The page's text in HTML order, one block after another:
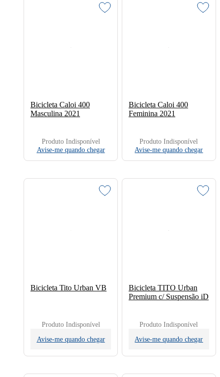
Bicicleta Caloi 400
Masculina 2021
Produto Indisponível
Avise-me quando chegar
Bicicleta Caloi 400
Feminina 2021
Produto Indisponível
Avise-me quando chegar
Bicicleta Tito Urban VB
Produto Indisponível
Avise-me quando chegar
Bicicleta TITO Urban
Premium c/ Suspensão iD
Produto Indisponível
Avise-me quando chegar